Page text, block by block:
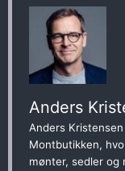
Anders
Anders
Montbutikken,
mønter, sedler og